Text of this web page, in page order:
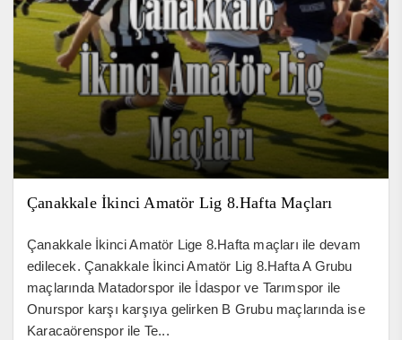
Çanakkale İkinci Amatör Lig 8.Hafta Maçları
Çanakkale İkinci Amatör Lige 8.Hafta maçları ile devam
edilecek. Çanakkale İkinci Amatör Lig 8.Hafta A Grubu
maçlarında Matadorspor ile İdaspor ve Tarımspor ile
Onurspor karşı karşıya gelirken B Grubu maçlarında ise
Karacaörenspor ile Te...